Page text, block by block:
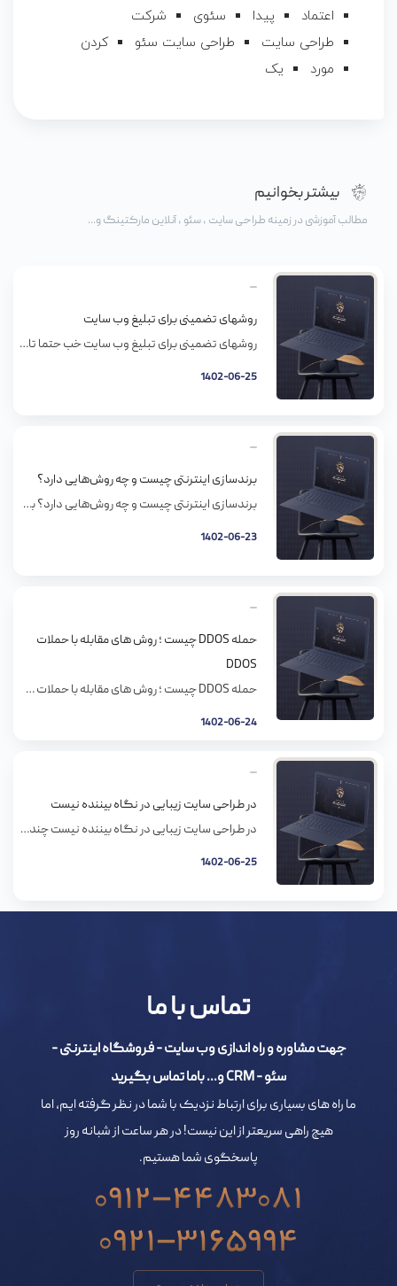
اعتماد پیدا سئوی
شرکت
طراحی سایت
طراحی سایت سئو
کردن
مورد
یک
بیشتر بخوانیم
مطالب آموزشی در زمینه طراحی سایت ، سئو ، آنلاین مارکتینگ و...
روشهای تضمینی برای تبلیغ وب سایت
روشهای تضمینی برای تبلیغ وب سایت خب حتما تا اینجا سایتتونو راه انداختید. الآن چی کار میکنید؟ الآن حتما با مشکلات جدیدی روبرو میشید. یکی از مهمترین اون مشکلات ترافیکه. چون باید ترافیک وارد سایتتون بشه تا بتونید محصولاتتونو بفروشید و مشتریهاتونو بیشتر کنید. این 10 روش میتونه به افزایش بازدیدکننده های سایتتون کمک کنه: […]
1402-06-25
برندسازی اینترنتی چیست و چه روش‌هایی دارد؟
برندسازی اینترنتی چیست و چه روش‌هایی دارد؟ برندسازی همیشه از مهم‌ترین بخش‌های استراتژی بازاریابی برای کسب‌وکارها به شمار می‌رود. چه کسب‌وکارهای کوچک و چه کسب‌وکارهای بزرگ نیاز دارند برند خود را آن‌طور که هست، به مشتریان بشناسانند. درواقع باید شخصیتی از برند خود نشان دهند که بتواند با مخاطبان ارتباط برقرار کند. البته گسترش استفاده […]
1402-06-23
حمله DDOS چیست ؛ روش های مقابله با حملات
DDOS
حمله DDOS چیست ؛ روش های مقابله با حملات DDOS آشنایی با حمله DDOS‌ و روش‌های مقابله آن حملات DDOS را می‌توان از ابداعات برنامه‌نویسان حوزه هک و نفوذ دانست که تاکنون خسارات زیادی را به سرورهای مختلف در جهان وارد کرده است. اکتبر سال گذشته میلادی شاهد بزرگترین نمونه از این حمله‌ها بودیم که […]
1402-06-24
در طراحی سایت زیبایی در نگاه بیننده نیست
در طراحی سایت زیبایی در نگاه بیننده نیست چندین بار کسب و کارهای کوچک قربانی ضرب المثل قدیمی شده اند، که بیان می کند “زیبایی در نگاه بیننده است.” برخلاف شرکت های بزرگ با طراحی سایت های داخلی و شعبه های بازاریابی اینترنتی عظیم، کسب و کارهای کوچک با تجهیزات خراب یا طراحی وب سایت […]
1402-06-25
تماس با ما
جهت مشاوره و راه اندازی وب سایت - فروشگاه اینترنتی -
سئو - CRM و... باما تماس بگیرید
ما راه های بسیاری برای ارتباط نزدیک با شما در نظر گرفته ایم، اما
هیچ راهی سریعتر از این نیست! در هر ساعت از شبانه روز
پاسخگوی شما هستیم.
0912-4483081
0921-3165994